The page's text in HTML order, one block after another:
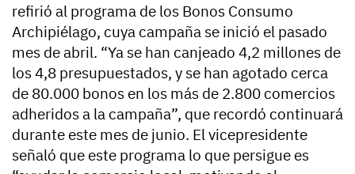
refirió al programa de los Bonos Consumo
Archipiélago, cuya campaña se inició el pasado
mes de abril. “Ya se han canjeado 4,2 millones de
los 4,8 presupuestados, y se han agotado cerca
de 80.000 bonos en los más de 2.800 comercios
adheridos a la campaña”, que recordó continuará
durante este mes de junio. El vicepresidente
señaló que este programa lo que persigue es